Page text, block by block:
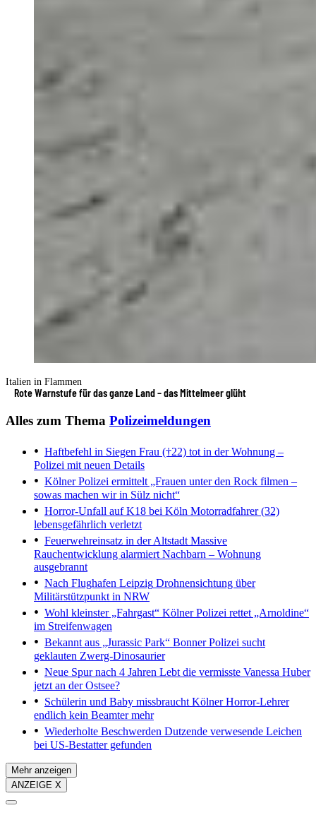
Italien in Flammen
Rote Warnstufe für das ganze Land – das Mittelmeer glüht
Alles zum Thema Polizeimeldungen
Haftbefehl in Siegen Frau (†22) tot in der Wohnung –
Polizei mit neuen Details
Kölner Polizei ermittelt „Frauen unter den Rock filmen –
sowas machen wir in Sülz nicht“
Horror-Unfall auf K18 bei Köln Motorradfahrer (32)
lebensgefährlich verletzt
Feuerwehreinsatz in der Altstadt Massive
Rauchentwicklung alarmiert Nachbarn – Wohnung
ausgebrannt
Nach Flughafen Leipzig Drohnensichtung über
Militärstützpunkt in NRW
Wohl kleinster „Fahrgast“ Kölner Polizei rettet „Arnoldine“
im Streifenwagen
Bekannt aus „Jurassic Park“ Bonner Polizei sucht
geklauten Zwerg-Dinosaurier
Neue Spur nach 4 Jahren Lebt die vermisste Vanessa Huber
jetzt an der Ostsee?
Schülerin und Baby missbraucht Kölner Horror-Lehrer
endlich kein Beamter mehr
Wiederholte Beschwerden Dutzende verwesende Leichen
bei US-Bestatter gefunden
Mehr anzeigen
ANZEIGE X